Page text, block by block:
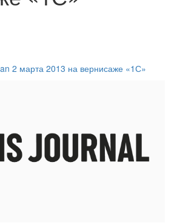
2 марта 2013 на вернисаже «1С»